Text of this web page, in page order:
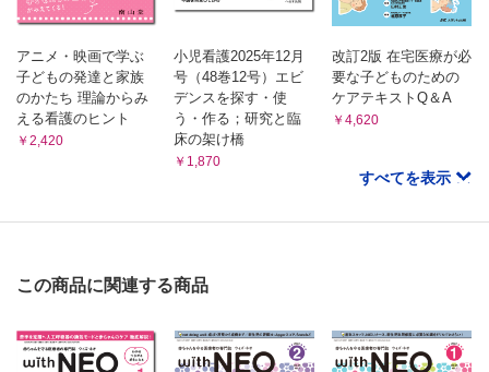
医law 医law な関係（146）
木村佳生
ひとりごとスケッチ（105）
祇園祭
土田菜摘
かれいどすこーぷ（149）
看護系絵本堂（149）
谷口あけみ
失神への対応
飯村知広
アニメ・映画で学ぶ
子どもの発達と家族
のかたち 理論からみ
える看護のヒント
￥2,420
小児看護2025年12月
号（48巻12号）エビ
デンスを探す・使
う・作る；研究と臨
床の架け橋
￥1,870
改訂2版 在宅医療が必
要な子どものための
ケアテキストQ＆A
￥4,620
すべてを表示
この商品に関連する商品